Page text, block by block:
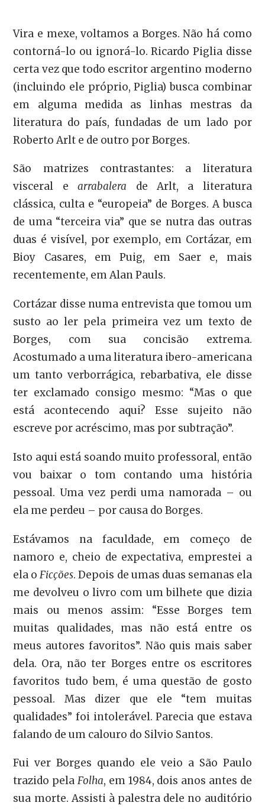
Vira e mexe, voltamos a Borges. Não há como
contorná-lo ou ignorá-lo. Ricardo Piglia disse
certa vez que todo escritor argentino moderno
(incluindo ele próprio, Piglia) busca combinar
em alguma medida as linhas mestras da
literatura do país, fundadas de um lado por
Roberto Arlt e de outro por Borges.
São matrizes contrastantes: a literatura
visceral earrabalera de Arlt, a literatura
clássica, culta e “europeia” de Borges. A busca
de uma “terceira via” que se nutra das outras
duas é visível, por exemplo, em Cortázar, em
Bioy Casares, em Puig, em Saer e, mais
recentemente, em Alan Pauls.
Cortázar disse numa entrevista que tomou um
susto ao ler pela primeira vez um texto de
Borges, com sua concisão extrema.
Acostumado a uma literatura ibero-americana
um tanto verborrágica, rebarbativa, ele disse
ter exclamado consigo mesmo: “Mas o que
está acontecendo aqui? Esse sujeito não
escreve por acréscimo, mas por subtração”.
Isto aqui está soando muito professoral, então
vou baixar o tom contando uma história
pessoal. Uma vez perdi uma namorada – ou
ela me perdeu – por causa do Borges.
Estávamos na faculdade, em começo de
namoro e, cheio de expectativa, emprestei a
ela oFicções. Depois de umas duas semanas ela
me devolveu o livro com um bilhete que dizia
mais ou menos assim: “Esse Borges tem
muitas qualidades, mas não está entre os
meus autores favoritos”. Não quis mais saber
dela. Ora, não ter Borges entre os escritores
favoritos tudo bem, é uma questão de gosto
pessoal. Mas dizer que ele “tem muitas
qualidades” foi intolerável. Parecia que estava
falando de um calouro do Silvio Santos.
Fui ver Borges quando ele veio a São Paulo
trazido pela Folha, em 1984, dois anos antes de
sua morte. Assisti à palestra dele no auditório